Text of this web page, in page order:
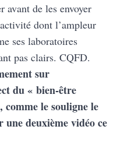
avant de les envoyer
dont l’ampleur
ses laboratoires
pas clairs. CQFD.
sur
du « bien-être
le souligne le
deuxième vidéo ce